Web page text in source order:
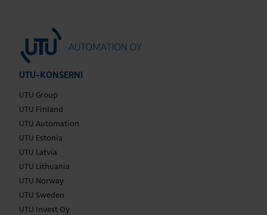
UTU-KONSERNI
UTU Group
UTU Finland
UTU Automation
UTU Estonia
UTU Latvia
UTU Lithuania
UTU Norway
UTU Sweden
UTU Invest Oy